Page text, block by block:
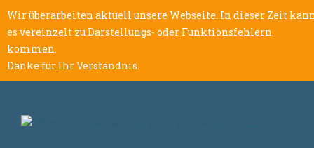
Wir überarbeiten aktuell unsere Webseite. In dieser Zeit
es vereinzelt zu Darstellungs- oder Funktionsfehlern
kommen.
Danke für Ihr Verständnis.